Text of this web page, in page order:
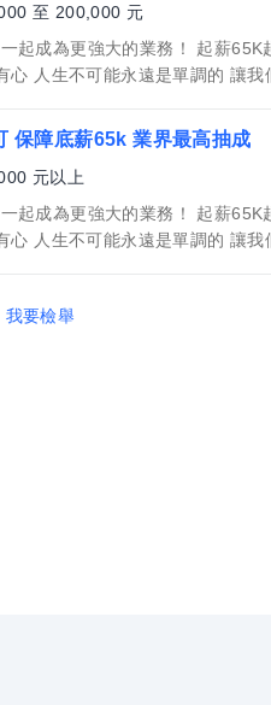
至 200,000 元
起成為更強大的業務！ 起薪65K
心 人生不可能永遠是單調的 讓我
保障底薪65k 業界最高抽成
元以上
起成為更強大的業務！ 起薪65K
心 人生不可能永遠是單調的 讓我
我要檢舉